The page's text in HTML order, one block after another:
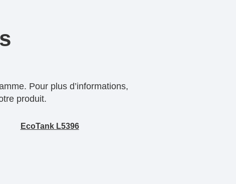
Pour plus d’informations,
produit.
EcoTank L5396